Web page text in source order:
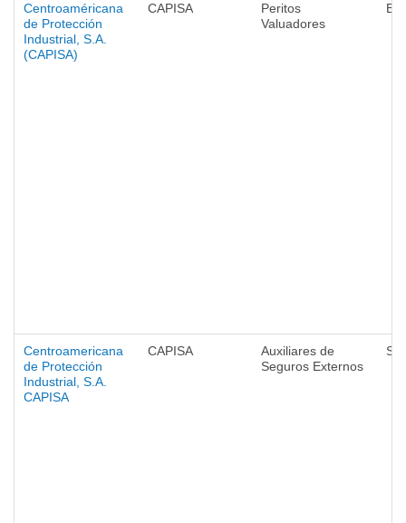
Centroaméricana
de Protección
Industrial, S.A.
(CAPISA)
CAPISA
Peritos
Valuadores
Centroamericana
de Protección
Industrial, S.A.
CAPISA
CAPISA
Auxiliares de
Seguros Externos